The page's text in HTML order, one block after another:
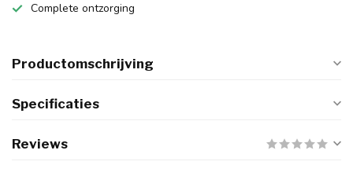
Complete ontzorging
Productomschrijving
Specificaties
Reviews